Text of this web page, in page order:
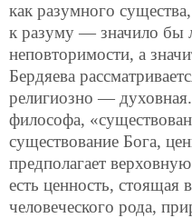
как разумного
к разуму — значило бы
неповторимости, а
Бердяева
религиозно —
философа,
существование Бога,
предполагает
есть ценность, стоящая
человеческого рода,